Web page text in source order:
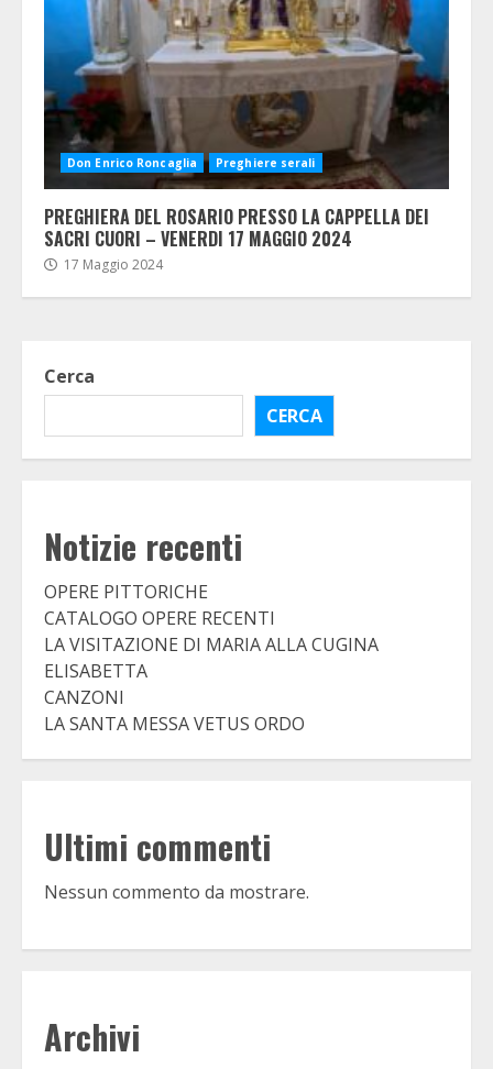
Don Enrico Roncaglia Preghiere serali
PREGHIERA DEL ROSARIO PRESSO LA CAPPELLA DEI
SACRI CUORI – VENERDI 17 MAGGIO 2024
17 Maggio 2024
Cerca
CERCA
Notizie recenti
OPERE PITTORICHE
CATALOGO OPERE RECENTI
LA VISITAZIONE DI MARIA ALLA CUGINA
ELISABETTA
CANZONI
LA SANTA MESSA VETUS ORDO
Ultimi commenti
Nessun commento da mostrare.
Archivi